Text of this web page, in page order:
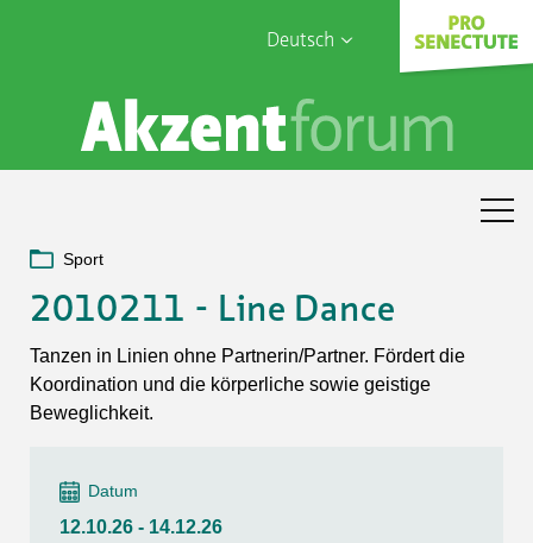
Deutsch
English
Français
Sophia Care
Sport
2010211 - Line Dance
Tanzen in Linien ohne Partnerin/Partner. Fördert die
Koordination und die körperliche sowie geistige
Beweglichkeit.
Datum
12.10.26 - 14.12.26